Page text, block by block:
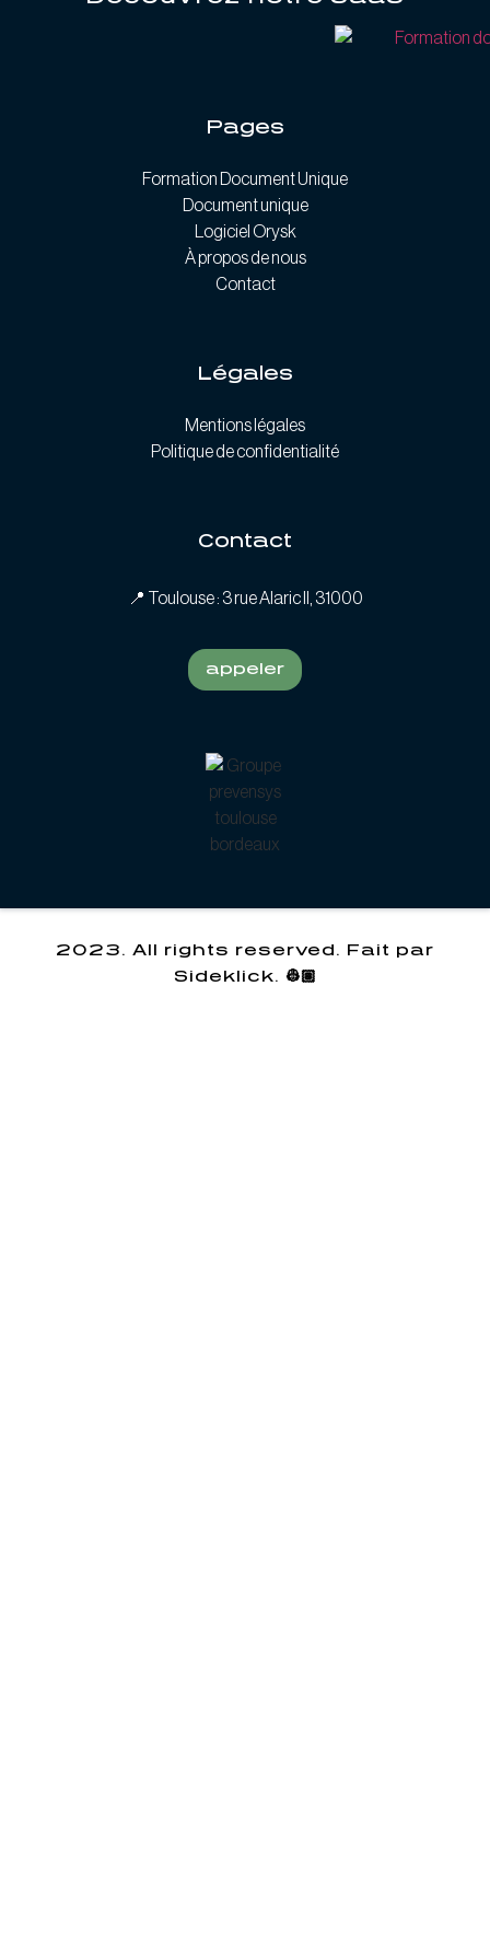
Pages
Formation Document Unique
Document unique
Logiciel Orysk
À propos de nous
Contact
Légales
Mentions légales
Politique de confidentialité
Contact
📍 Toulouse : 3 rue Alaric II, 31000
appeler
2023. All rights reserved. Fait par
Sideklick. 👷🏽